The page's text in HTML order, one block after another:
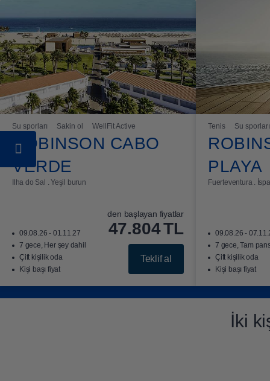
Su sporları Sakin ol WellFit Active
ROBINSON CABO
VERDE
Ilha do Sal . Yeşil burun
09.08.26 - 01.11.27
7 gece, Her şey dahil
Çift kişilik oda
Kişi başı fiyat
den başlayan fiyatlar
47.804TL
Teklif al
Tenis Su sporları
PLAYA
Fuerteventura .
09.08.26 -
7 gece, Tam
Çift kişilik oda
Kişi başı fiyat
İki